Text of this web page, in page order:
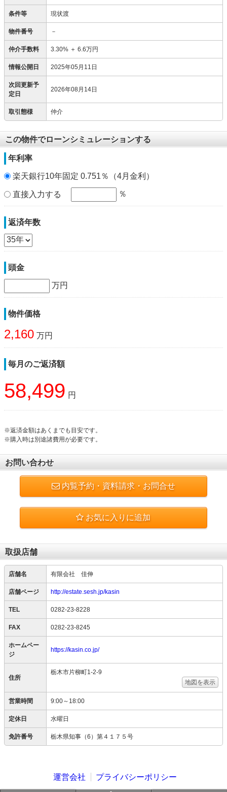
条件等 現状渡
物件番号 －
仲介手数料 3.30% ＋ 6.6万円
情報公開日 2025年05月11日
次回更新予
定日
2026年08月14日
取引態様 仲介
この物件でローンシミュレーションする
年利率
楽天銀行10年固定 0.751％（4月金利）
直接入力する ％
返済年数
頭金
万円
物件価格
2,160 万円
毎月のご返済額
58,499 円
※返済金額はあくまでも目安です。
※購入時は別途諸費用が必要です。
お問い合わせ
内覧予約・資料請求・お問合せ
お気に入りに追加
取扱店舗
店舗名 有限会社 佳伸
店舗ページ http://estate.sesh.jp/kasin
TEL 0282-23-8228
FAX 0282-23-8245
ホームペー
ジ
https://kasin.co.jp/
住所
栃木市片柳町1-2-9
地図を表示
営業時間 9:00～18:00
定休日 水曜日
免許番号 栃木県知事（6）第４１７５号
運営会社 プライバシーポリシー